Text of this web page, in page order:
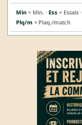
Min = Min. · Ess = Essais ·
Plq/m = Plaq./match